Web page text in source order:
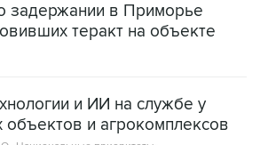
задержании в Приморье
теракт на объекте
и ИИ на службе у
объектов и агрокомплексов